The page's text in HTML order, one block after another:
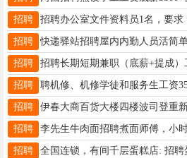
招聘
招聘
招聘
招聘
招聘
招聘
招聘